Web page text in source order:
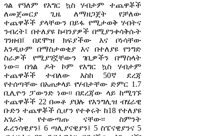
ጎል የዓለም የእግር ኳስ ሃብታም ተጨዋቾች
ለመጀመርያ ጊዜ ለማዘጋጀት የቻለው
ተጨዋቾች ያላቸውን በይፋ የሚታወቅ ሃብትና
ንብረት፤ በተለያዩ ኩባንያዎች በሚያንቀሳቅሱት
ገንዘብ፤ በደሞዝ ክፍያችው እና ቦነሳቸው
እንዲሁም በማስታወቂያ እና በተለያዩ የንግድ
ስራዎች የሚያገኟቸውን ገቢዎችን በማስላት
ነው፡፡ በጎል ዶት ኮም የእግር ኳስ ሃብታም
ተጨዋቾች ተብለው እስከ 50ኛ ደረጃ
የተሰጣቸው በአጠቃላይ የሃብታቸው ድምር 1.7
ቢሊዮን ፓውንድ ነው፡፡ በደረጃው ላይ ከሚገኙ
ተጨዋቾች 22 በመቶ ያህሉ የእንግሊዝ ብሄራዊ
ቡድን ተጨዋቾች ሲሆን የተቀሩት ከ18 የተለያዩ
አገራት የተውጣጡ ናቸው፡፡ ስምንት
ፈረንሳዊያን፤ 6 ጣሊያናዊያን፤ 5 ስፔናዊያንና 5